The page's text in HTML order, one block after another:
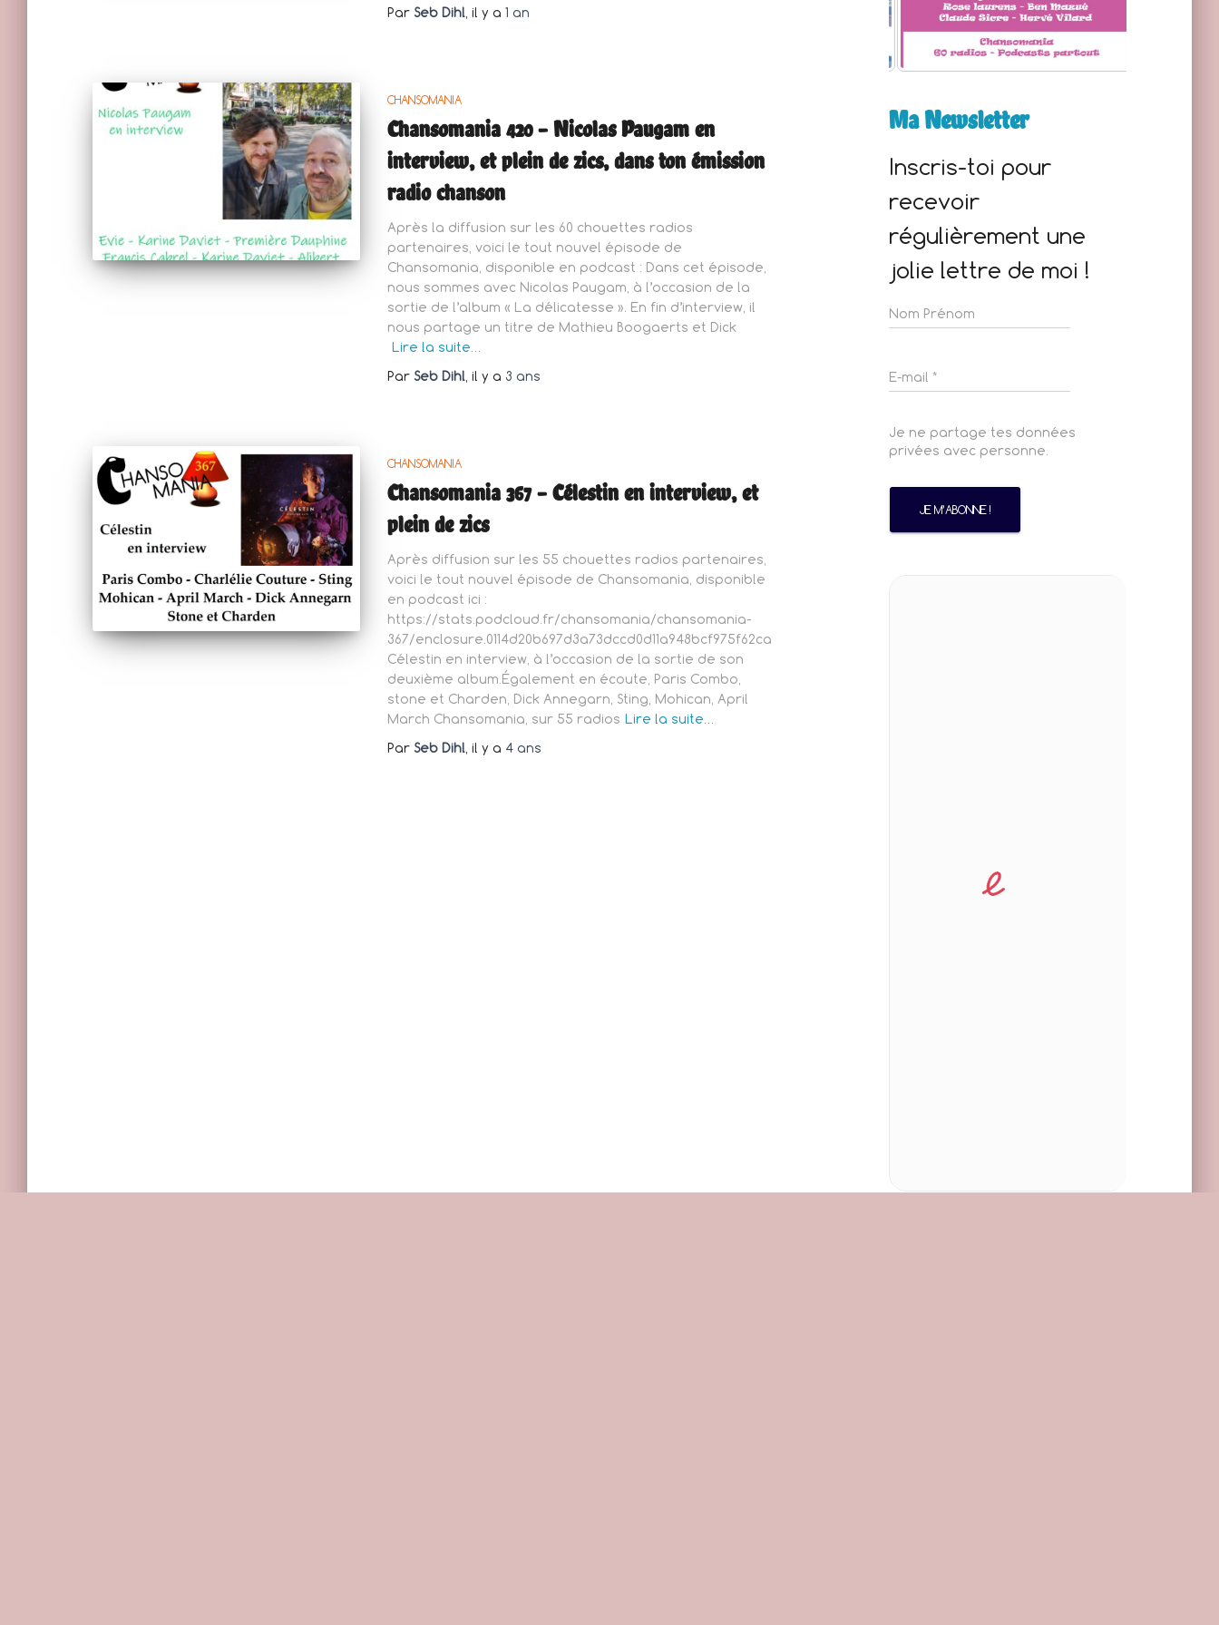
Par Seb Dihl , il y a 1 an
CHANSOMANIA
Chansomania 420 – Nicolas Paugam en
interview, et plein de zics, dans ton émission
radio chanson
Après la diffusion sur les 60 chouettes radios
partenaires, voici le tout nouvel épisode de
Chansomania, disponible en podcast : Dans cet épisode,
nous sommes avec Nicolas Paugam, à l’occasion de la
sortie de l’album « La délicatesse ». En fin d’interview, il
nous partage un titre de Mathieu Boogaerts et Dick
Lire la suite…
Par Seb Dihl , il y a 3 ans
CHANSOMANIA
Chansomania 367 – Célestin en interview, et
plein de zics
Après diffusion sur les 55 chouettes radios partenaires,
voici le tout nouvel épisode de Chansomania, disponible
en podcast ici :
https://stats.podcloud.fr/chansomania/chansomania-
367/enclosure.0114d20b697d3a73dccd0d11a948bcf975f62ca227a5baea2e3f2ab1de6f02a1.mp3
Célestin en interview, à l’occasion de la sortie de son
deuxième album.Également en écoute, Paris Combo,
stone et Charden, Dick Annegarn, Sting, Mohican, April
March Chansomania, sur 55 radios Lire la suite…
Par Seb Dihl , il y a 4 ans
Ma Newsletter
Inscris-toi pour
recevoir
régulièrement une
jolie lettre de moi !
Je ne partage tes données
privées avec personne.